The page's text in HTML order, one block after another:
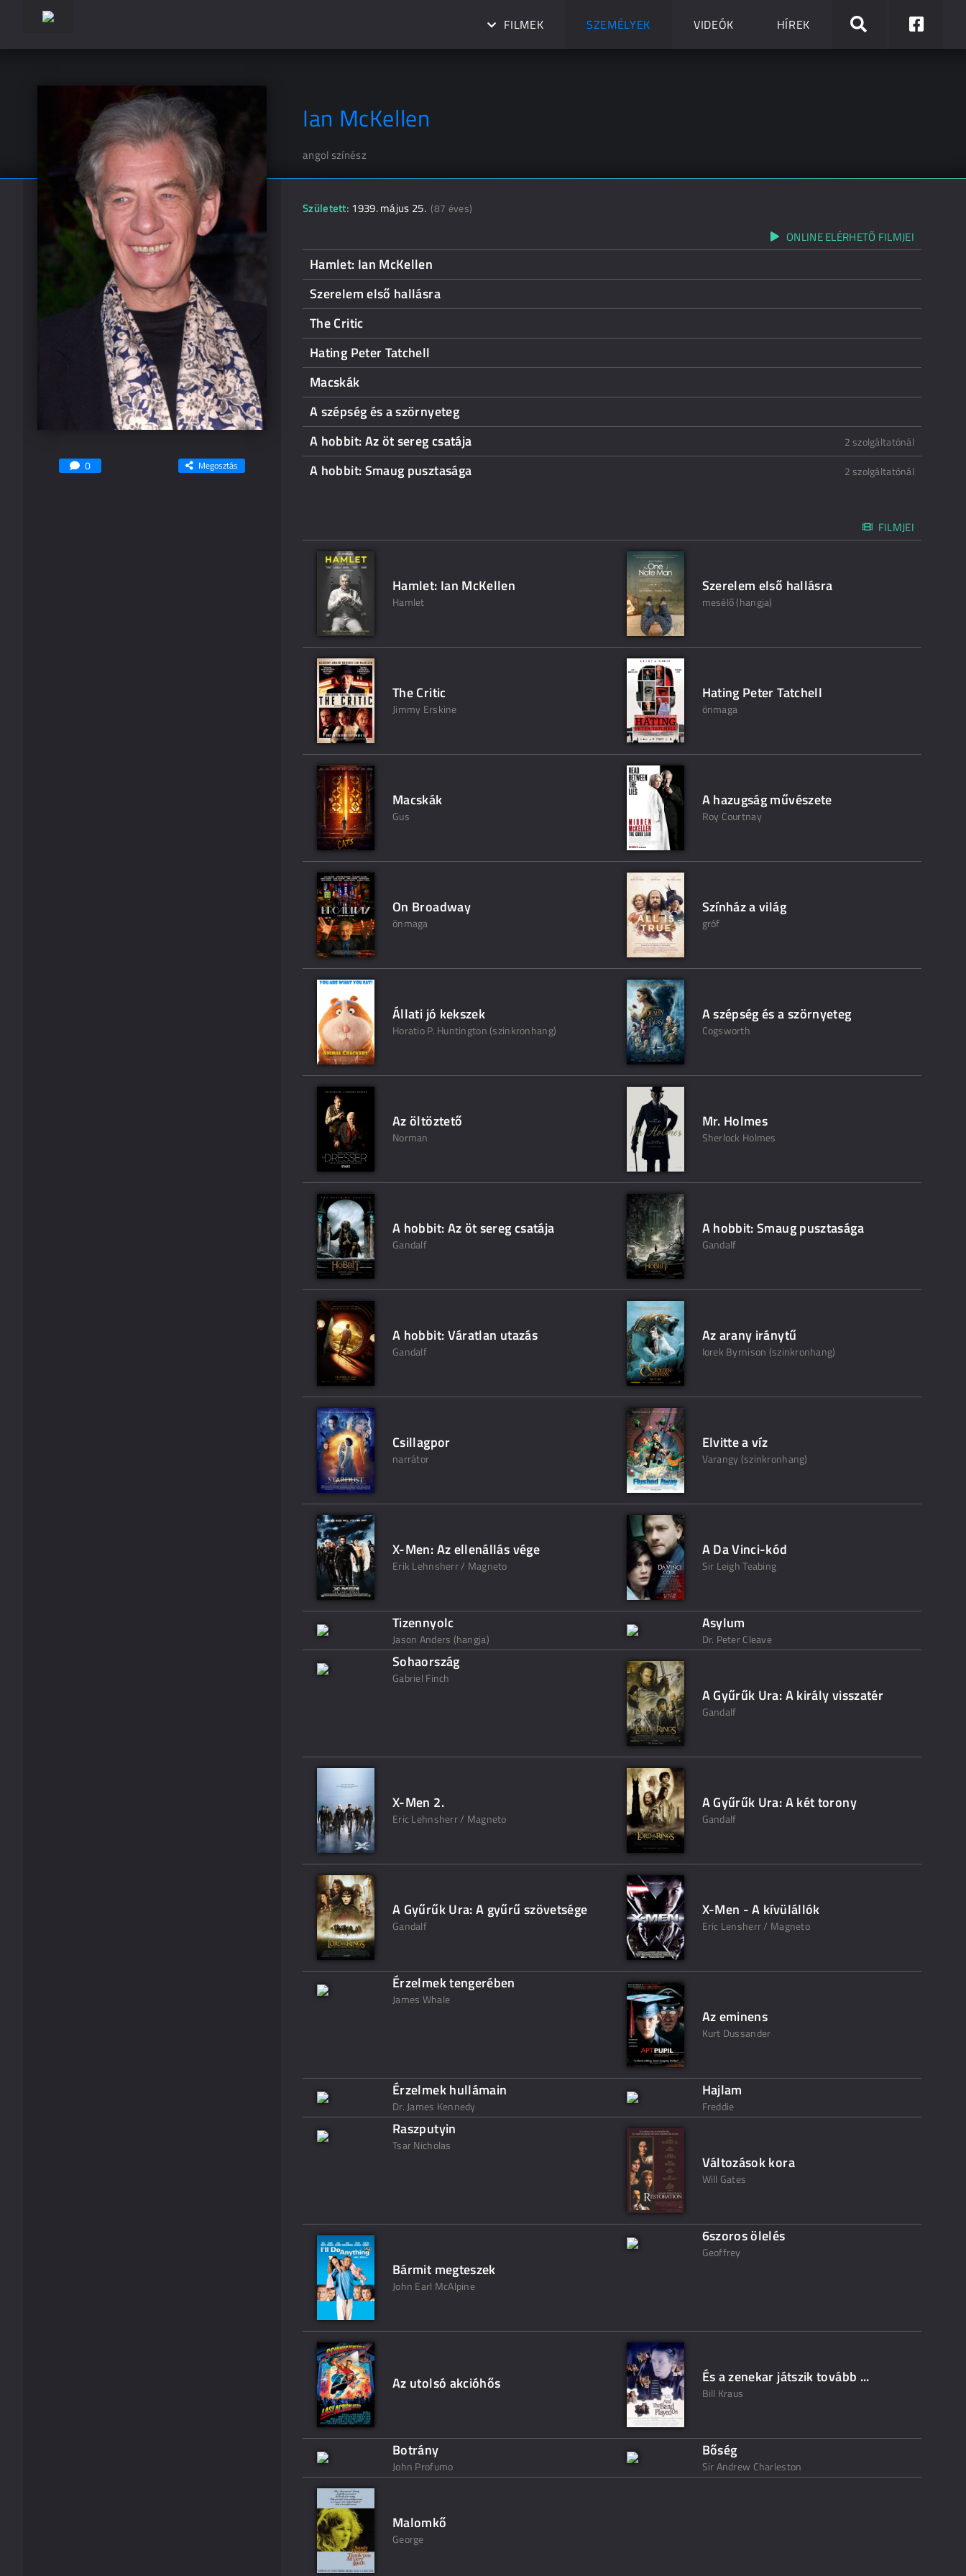
FILMEK SZEMÉLYEK VIDEÓK HÍREK
Ian McKellen
angol színész
0 Megosztás
Született: 1939. május 25. (87 éves)
ONLINE ELÉRHETŐ FILMJEI
Hamlet: Ian McKellen
Szerelem első hallásra
The Critic
Hating Peter Tatchell
Macskák
A szépség és a szörnyeteg
A hobbit: Az öt sereg csatája
2 szolgáltatónál
A hobbit: Smaug pusztasága 2 szolgáltatónál
FILMJEI
Hamlet: Ian McKellen
Hamlet
Szerelem első hallásra
mesélő (hangja)
The Critic
Jimmy Erskine
Hating Peter Tatchell
önmaga
Macskák
Gus
A hazugság művészete
Roy Courtnay
On Broadway
önmaga
Színház a világ
gróf
Állati jó kekszek
Horatio P. Huntington (szinkronhang)
A szépség és a szörnyeteg
Cogsworth
Az öltöztető
Norman
Mr. Holmes
Sherlock Holmes
A hobbit: Az öt sereg csatája
Gandalf
A hobbit: Smaug pusztasága
Gandalf
A hobbit: Váratlan utazás
Gandalf
Az arany iránytű
Iorek Byrnison (szinkronhang)
Csillagpor
narrátor
Elvitte a víz
Varangy (szinkronhang)
X-Men: Az ellenállás vége
Erik Lehnsherr / Magneto
A Da Vinci-kód
Sir Leigh Teabing
Tizennyolc
Jason Anders (hangja)
Asylum
Dr. Peter Cleave
Sohaország
Gabriel Finch
A Gyűrűk Ura: A király visszatér
Gandalf
X-Men 2.
Eric Lehnsherr / Magneto
A Gyűrűk Ura: A két torony
Gandalf
A Gyűrűk Ura: A gyűrű szövetsége
Gandalf
X-Men - A kívülállók
Eric Lensherr / Magneto
Érzelmek tengerében
James Whale
Az eminens
Kurt Dussander
Érzelmek hullámain
Dr. James Kennedy
Hajlam
Freddie
Raszputyin
Tsar Nicholas
Változások kora
Will Gates
Bármit megteszek
John Earl McAlpine
6szoros ölelés
Geoffrey
Az utolsó akcióhős És a zenekar játszik tovább ...
Bill Kraus
Botrány
John Profumo
Bőség
Sir Andrew Charleston
Malomkő
George